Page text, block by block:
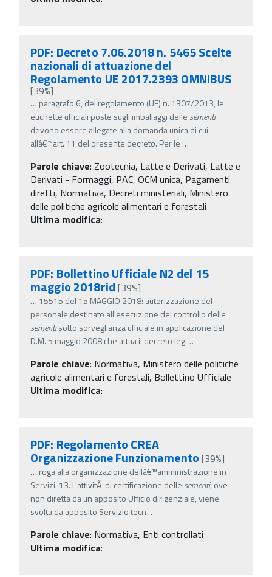
PDF: Decreto 7.06.2018 n. 5465 Scelte
nazionali di attuazione del
Regolamento UE 2017.2393 OMNIBUS
[39%]
… paragrafo 6, del regolamento (UE) n. 1307/2013, le
etichette ufficiali poste sugli imballaggi delle sementi
devono essere allegate alla domanda unica di cui
allâ€™art. 11 del presente decreto. Per le …
Parole chiave: Zootecnia, Latte e Derivati, Latte e
Derivati - Formaggi, PAC, OCM unica, Pagamenti
diretti, Normativa, Decreti ministeriali, Ministero
delle politiche agricole alimentari e forestali
Ultima modifica:
PDF: Bollettino Ufficiale N2 del 15
maggio 2018rid [39%]
… 15515 del 15 MAGGIO 2018: autorizzazione del
personale destinato all'esecuzione del controllo delle
sementisotto sorveglianza ufficiale in applicazione del
D.M. 5 maggio 2008 che attua il decreto leg…
Parole chiave: Normativa, Ministero delle politiche
agricole alimentari e forestali, Bollettino Ufficiale
Ultima modifica:
PDF: Regolamento CREA
Organizzazione Funzionamento [39%]
… roga alla organizzazione dellâ€™amministrazione in
Servizi. 13. L'attivitÃ di certificazione delle sementi, ove
non diretta da un apposito Ufficio dirigenziale, viene
svolta da apposito Servizio tecn …
Parole chiave: Normativa, Enti controllati
Ultima modifica: